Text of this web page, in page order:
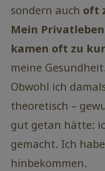
sondern auch oft
Mein
kamen oft zu
meine
Obwohl ich
theoretisch –
gut getan hätte:
gemacht. Ich
hinbekommen.